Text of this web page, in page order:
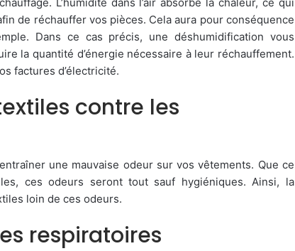
de réchauffer vos pièces. Cela aura pour conséquence
Dans ce cas précis, une déshumidification vous
la quantité d’énergie nécessaire à leur réchauffement.
factures d’électricité.
contre les
une mauvaise odeur sur vos vêtements. Que ce
ces odeurs seront tout sauf hygiéniques. Ainsi, la
loin de ces odeurs.
respiratoires